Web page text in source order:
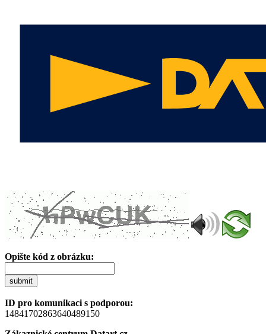
Opište kód z obrázku:
submit
ID pro komunikaci s podporou:
14841702863640489150